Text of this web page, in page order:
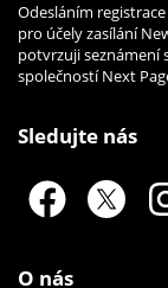
Odesláním
pro účely zasílání
potvrzuji seznámení
společností Next
Sledujte nás
O nás